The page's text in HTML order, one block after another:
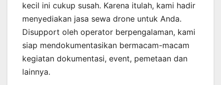
kecil ini cukup susah. Karena itulah, kami hadir
menyediakan jasa sewa drone untuk Anda.
Disupport oleh operator berpengalaman, kami
siap mendokumentasikan bermacam-macam
kegiatan dokumentasi, event, pemetaan dan
lainnya.